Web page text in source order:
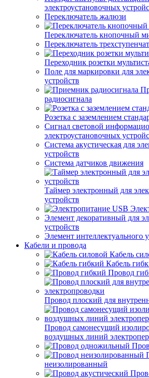
электроустановочных
Переключатель жалюзи
Переключатель кнопочный
Переключатель
Переходник розетки
Поле для маркировки для
устройств
радиосигнала
Розетка с заземлением
Сигнал световой
электроустановочных
Система акустическая для
устройств
Система датчиков движения
Таймер электронный для
устройств
Элемент декоративный для
устройств
Элемент интеллектуального
Кабели и провода
Кабель
Кабель
Провод
Провод плоский для
Провод самонесущий
воздушных линий
неизолированный